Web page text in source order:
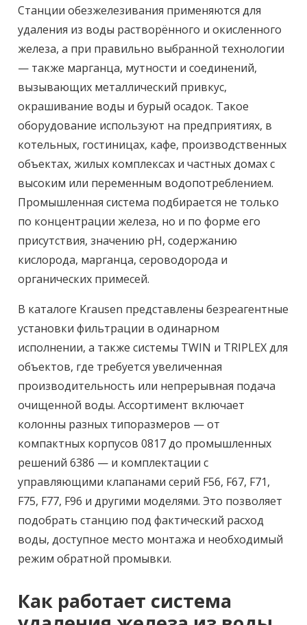
Станции обезжелезивания применяются для
удаления из воды растворённого и окисленного
железа, а при правильно выбранной технологии
— также марганца, мутности и соединений,
вызывающих металлический привкус,
окрашивание воды и бурый осадок. Такое
оборудование используют на предприятиях, в
котельных, гостиницах, кафе, производственных
объектах, жилых комплексах и частных домах с
высоким или переменным водопотреблением.
Промышленная система подбирается не только
по концентрации железа, но и по форме его
присутствия, значению pH, содержанию
кислорода, марганца, сероводорода и
органических примесей.
В каталоге Krausen представлены безреагентные
установки фильтрации в одинарном
исполнении, а также системы TWIN и TRIPLEX для
объектов, где требуется увеличенная
производительность или непрерывная подача
очищенной воды. Ассортимент включает
колонны разных типоразмеров — от
компактных корпусов 0817 до промышленных
решений 6386 — и комплектации с
управляющими клапанами серий F56, F67, F71,
F75, F77, F96 и другими моделями. Это позволяет
подобрать станцию под фактический расход
воды, доступное место монтажа и необходимый
режим обратной промывки.
Как работает система